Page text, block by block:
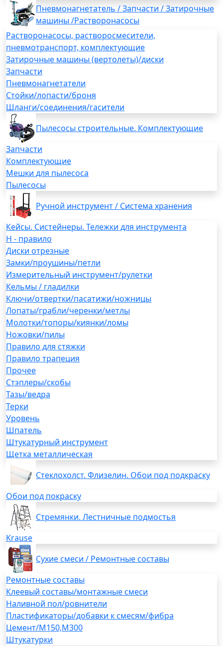
Пневмонагнетатель / Запчасти / Затирочные
машины /Растворонасосы
Растворонасосы, растворосмесители,
пневмотранспорт, комплектующие
Затирочные машины (вертолеты)/диски
Запчасти
Пневмонагнетатели
Стойки/лопасти/броня
Шланги/соединения/гасители
Пылесосы строительные. Комплектующие
Запчасти
Комплектующие
Мешки для пылесоса
Пылесосы
Ручной инструмент / Система хранения
Кейсы. Систейнеры. Тележки для инструмента
H - правило
Диски отрезные
Замки/проушины/петли
Измерительный инструмент/рулетки
Кельмы / гладилки
Ключи/отвертки/пасатижи/ножницы
Лопаты/грабли/черенки/метлы
Молотки/топоры/киянки/ломы
Ножовки/пилы
Правило для стяжки
Правило трапеция
Прочее
Стэплеры/скобы
Тазы/ведра
Терки
Уровень
Шпатель
Штукатурный инструмент
Щетка металлическая
Стеклохолст. Флизелин. Обои под подкраску
Обои под покраску
Стремянки. Лестничные подмостья
Krause
Сухие смеси / Ремонтные составы
Ремонтные составы
Клеевый составы/монтажные смеси
Наливной пол/ровнители
Пластификаторы/добавки к смесям/фибра
Цемент/М150,М300
Штукатурки